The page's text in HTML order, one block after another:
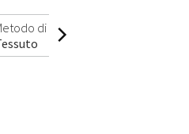
di produzione